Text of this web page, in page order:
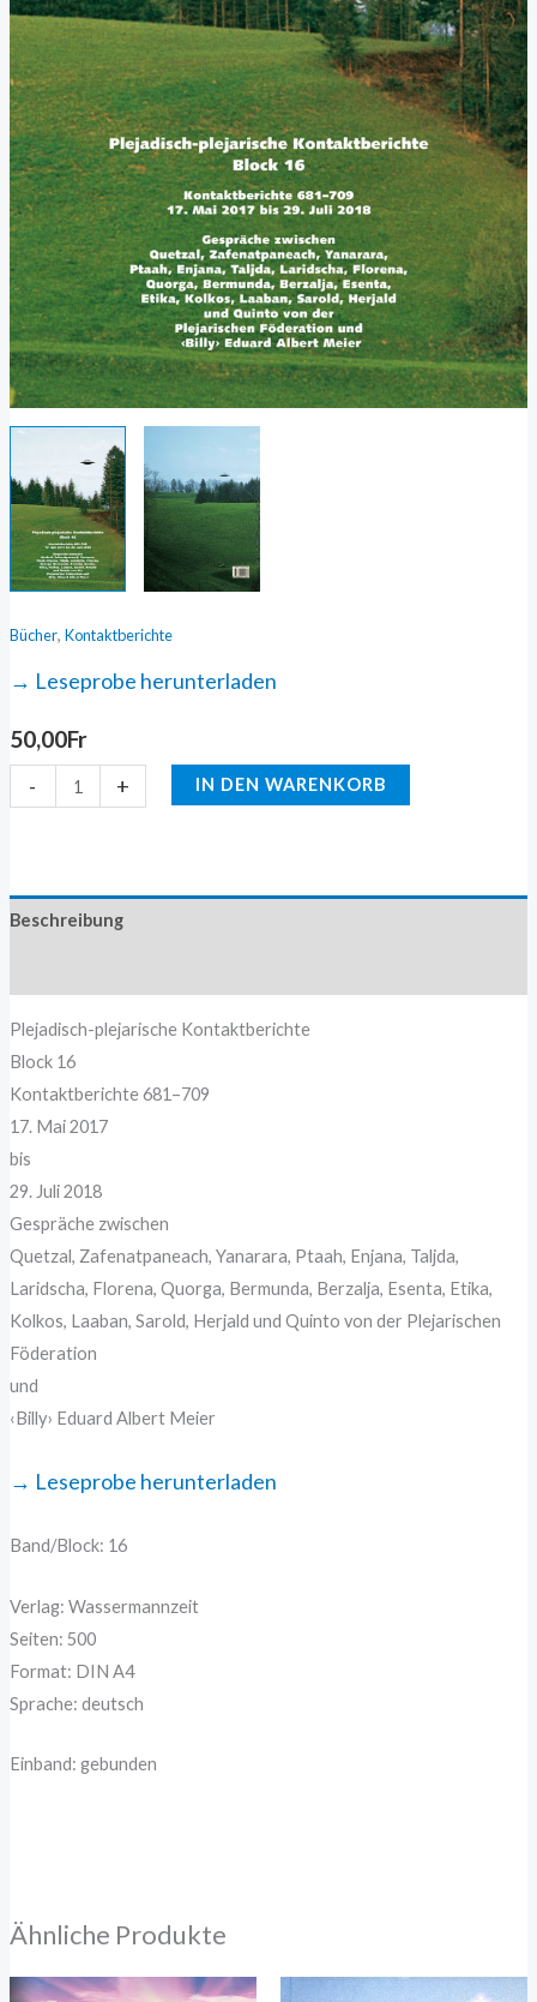
Bücher, Kontaktberichte
→ Leseprobe herunterladen
50,00Fr
- + IN DEN WARENKORB
Beschreibung
Plejadisch-plejarische Kontaktberichte
Block 16
Kontaktberichte 681–709
17. Mai 2017
bis
29. Juli 2018
Gespräche zwischen
Quetzal, Zafenatpaneach, Yanarara, Ptaah, Enjana, Taljda,
Laridscha, Florena, Quorga, Bermunda, Berzalja, Esenta, Etika,
Kolkos, Laaban, Sarold, Herjald und Quinto von der Plejarischen
Föderation
und
‹Billy› Eduard Albert Meier
→ Leseprobe herunterladen
Band/Block: 16
Verlag: Wassermannzeit
Seiten: 500
Format: DIN A4
Sprache: deutsch
Einband: gebunden
Ähnliche Produkte